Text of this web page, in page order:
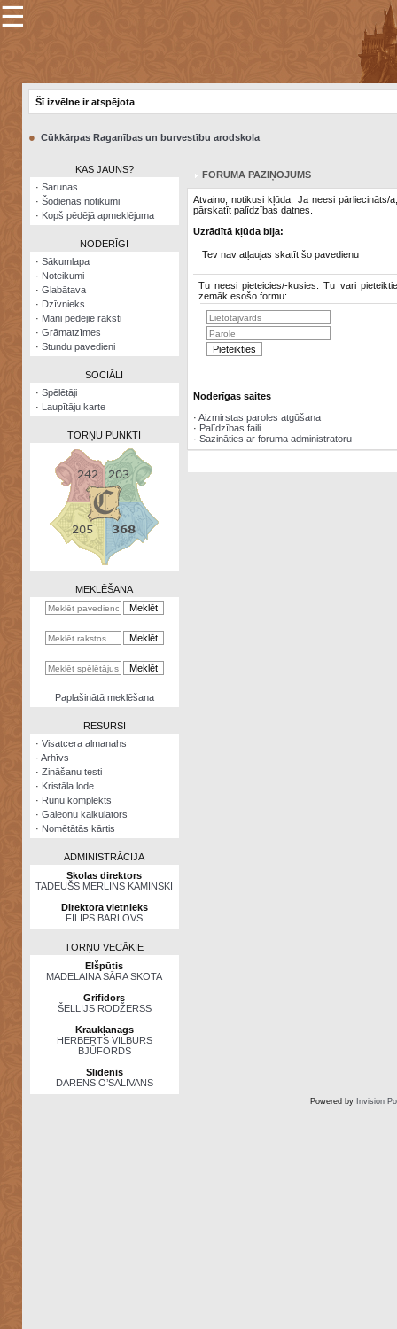
×
Šodienas
notikumi
Visatcera
almanahs
Arhīvs
Zināšanu
kalkulators
Nomētātās
☰
Šī izvēlne ir atspējota
● Cūkkārpas Raganības un burvestību arodskola
KAS JAUNS?
· Sarunas
· Šodienas notikumi
· Kopš pēdējā apmeklējuma
NODERĪGI
· Sākumlapa
· Noteikumi
· Glabātava
· Dzīvnieks
· Mani pēdējie raksti
· Grāmatzīmes
· Stundu pavedieni
SOCIĀLI
· Spēlētāji
· Laupītāju karte
TORŅU PUNKTI
MEKLĒŠANA
Paplašinātā meklēšana
RESURSI
· Visatcera almanahs
· Arhīvs
· Zināšanu testi
· Kristāla lode
· Rūnu komplekts
· Galeonu kalkulators
· Nomētātās kārtis
ADMINISTRĀCIJA
Skolas direktors
TADEUŠS MERLINS KAMINSKI
Direktora vietnieks
FILIPS BĀRLOVS
TORŅU VECĀKIE
Elšpūtis
MADELAINA SĀRA SKOTA
Grifidors
ŠELLIJS RODŽERSS
Kraukļanags
HERBERTS VILBURS
BJŪFORDS
Slīdenis
DARENS O’SALIVANS
FORUMA PAZIŅOJUMS
Atvaino, notikusi kļūda. Ja neesi pārliecināts/
pārskatīt palīdzības datnes.
Uzrādītā kļūda bija:
Tev nav atļaujas skatīt šo pavedienu
Tu neesi pieteicies/-kusies. Tu vari
zemāk esošo formu:
Noderīgas saites
· Aizmirstas paroles atgūšana
· Palīdzības faili
· Sazināties ar foruma administratoru
Powered by Invision